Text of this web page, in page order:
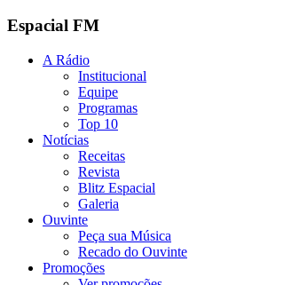
Espacial FM
A Rádio
Institucional
Equipe
Programas
Top 10
Notícias
Receitas
Revista
Blitz Espacial
Galeria
Ouvinte
Peça sua Música
Recado do Ouvinte
Promoções